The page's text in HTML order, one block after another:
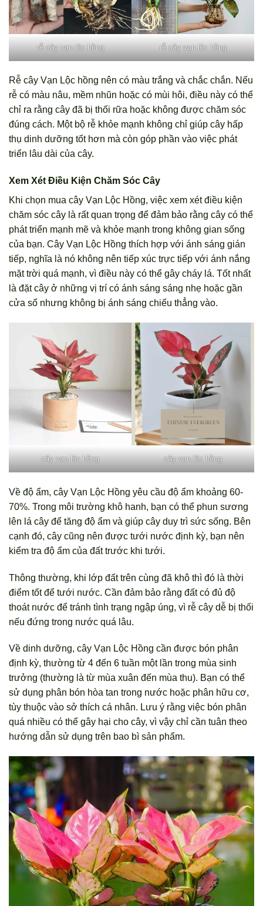
rễ cây vạn lộc hồng rễ cây vạn lộc hồng
Rễ cây Vạn Lộc hồng nên có màu trắng và chắc chắn. Nếu
rễ có màu nâu, mềm nhũn hoặc có mùi hôi, điều này có thể
chỉ ra rằng cây đã bị thối rữa hoặc không được chăm sóc
đúng cách. Một bộ rễ khỏe mạnh không chỉ giúp cây hấp
thụ dinh dưỡng tốt hơn mà còn góp phần vào việc phát
triển lâu dài của cây.
Xem Xét Điều Kiện Chăm Sóc Cây
Khi chọn mua cây Vạn Lộc Hồng, việc xem xét điều kiện
chăm sóc cây là rất quan trọng để đảm bảo rằng cây có thể
phát triển mạnh mẽ và khỏe mạnh trong không gian sống
của bạn. Cây Vạn Lộc Hồng thích hợp với ánh sáng gián
tiếp, nghĩa là nó không nên tiếp xúc trực tiếp với ánh nắng
mặt trời quá mạnh, vì điều này có thể gây cháy lá. Tốt nhất
là đặt cây ở những vị trí có ánh sáng sáng nhẹ hoặc gần
cửa sổ nhưng không bị ánh sáng chiếu thẳng vào.
cây vạn lộc hồng cây vạn lộc hồng
Về độ ẩm, cây Vạn Lộc Hồng yêu cầu độ ẩm khoảng 60-
70%. Trong môi trường khô hanh, bạn có thể phun sương
lên lá cây để tăng độ ẩm và giúp cây duy trì sức sống. Bên
cạnh đó, cây cũng nên được tưới nước định kỳ, bạn nên
kiểm tra độ ẩm của đất trước khi tưới.
Thông thường, khi lớp đất trên cùng đã khô thì đó là thời
điểm tốt để tưới nước. Cần đảm bảo rằng đất có đủ độ
thoát nước để tránh tình trạng ngập úng, vì rễ cây dễ bị thối
nếu đứng trong nước quá lâu.
Về dinh dưỡng, cây Vạn Lộc Hồng cần được bón phân
định kỳ, thường từ 4 đến 6 tuần một lần trong mùa sinh
trưởng (thường là từ mùa xuân đến mùa thu). Bạn có thể
sử dụng phân bón hòa tan trong nước hoặc phân hữu cơ,
tùy thuộc vào sở thích cá nhân. Lưu ý rằng việc bón phân
quá nhiều có thể gây hại cho cây, vì vậy chỉ cần tuân theo
hướng dẫn sử dụng trên bao bì sản phẩm.